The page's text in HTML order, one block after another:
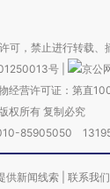
，禁止进行转载、
号
京公
经营许可证：第直
权所有 复制必究
010-85905050
供新闻线索 联系我们